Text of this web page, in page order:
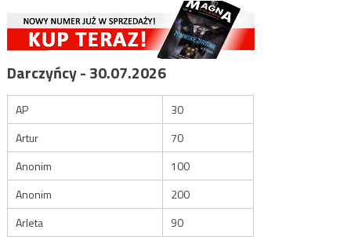
Darczyńcy - 30.07.2026
AP
30
Artur
70
Anonim
100
Anonim
200
Arleta
90